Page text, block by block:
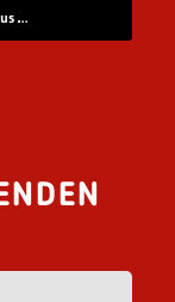
Supercut: Alle Lichtschwertzündungen aus Star Wars